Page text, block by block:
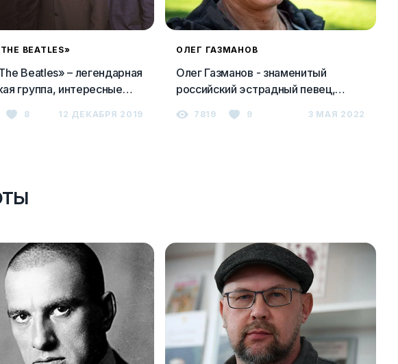
BEATLES»
Beatles» – легендарная
группа, интересные
8 12 ДЕКАБРЯ 2019
ОЛЕГ ГАЗМАНОВ
Олег Газманов - знаменитый
российский эстрадный певец,
7819 9 3 МАЯ 2022